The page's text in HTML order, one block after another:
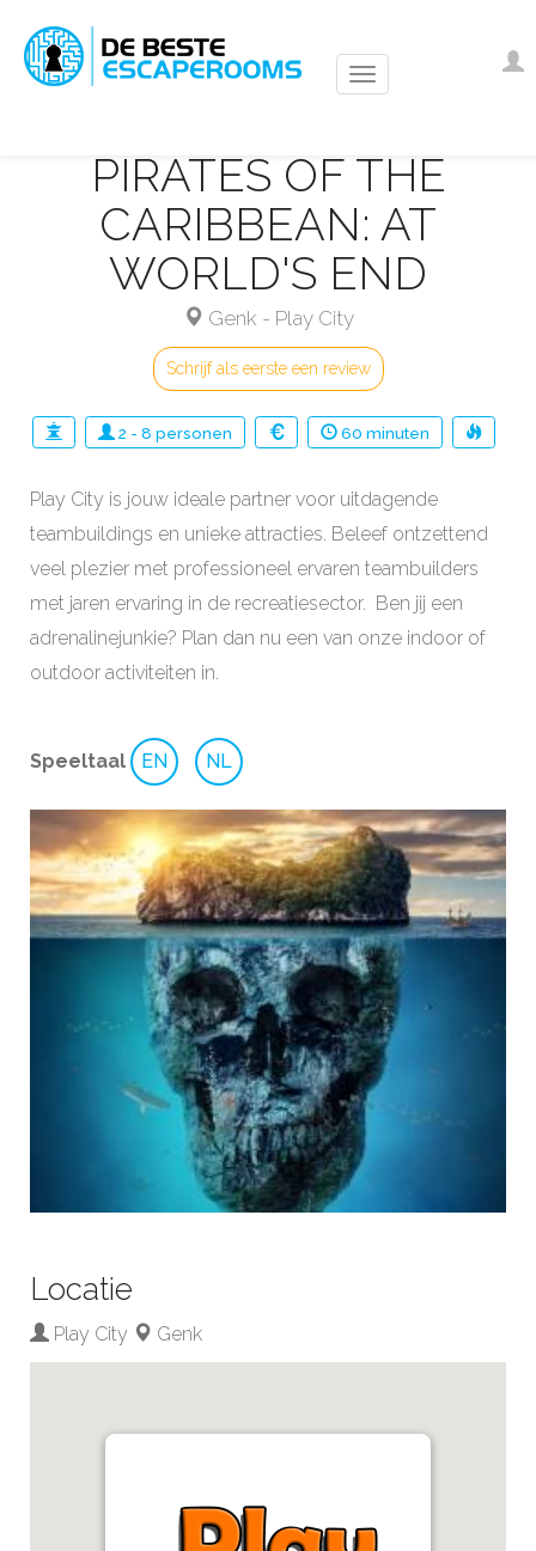
naar
PIRATES OF THE
CARIBBEAN: ​​​​​​​AT
WORLD'S END
Genk - Play City
Schrijf als eerste een review
2 - 8 personen 60 minuten
Play City is jouw ideale partner voor uitdagende
teambuildings en unieke attracties. Beleef ontzettend
veel plezier met professioneel ervaren teambuilders
met jaren ervaring in de recreatiesector. Ben jij een
adrenalinejunkie? Plan dan nu een van onze indoor of
outdoor activiteiten in.
Speeltaal EN NL
Locatie
Play City Genk